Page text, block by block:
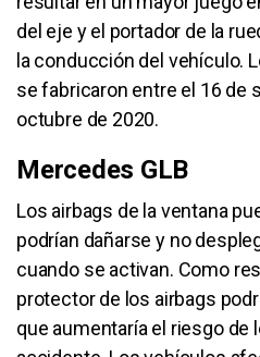
del eje y el portador de la
la conducción del vehículo.
se fabricaron entre el 16 de
octubre de 2020.
Mercedes GLB
Los airbags de la ventana
podrían dañarse y no
cuando se activan. Como
protector de los airbags
que aumentaría el riesgo de